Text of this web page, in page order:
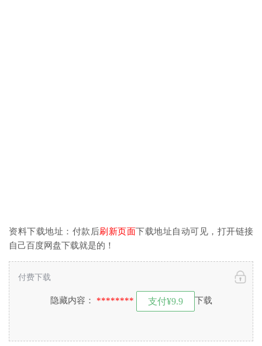
资料下载地址：付款后刷新页面下载地址自动可见，打开链接
自己百度网盘下载就是的！
隐藏内容： ******** 支付¥9.9 下载
付费下载